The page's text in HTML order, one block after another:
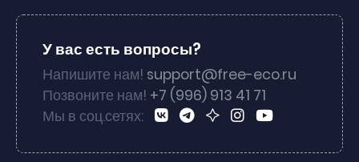
У вас есть вопросы?
Напишите нам! support@free-eco.ru
Позвоните нам! +7 (996) 913 41 71
Мы в соц.сетях: